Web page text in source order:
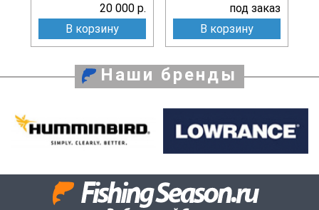
20 000 р.
В корзину
под заказ
В корзину
Наши бренды